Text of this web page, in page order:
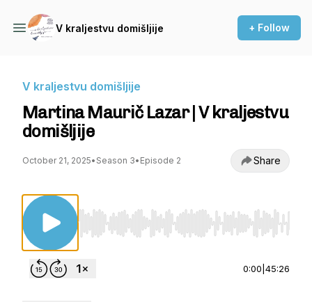
V kraljestvu domišljije + Follow
V kraljestvu domišljije
Martina Maurič Lazar | V kraljestvu
domišljije
October 21, 2025• Season 3• Episode 2 Share
Use Left/Right to seek, Home/End to jump
0:00 45:26